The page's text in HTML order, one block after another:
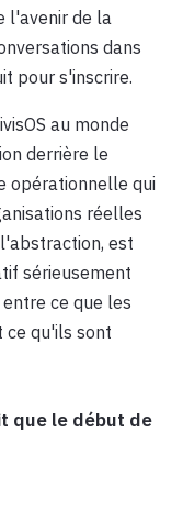
l'avenir de la
dans
pour s'inscrire.
au monde
derrière le
opérationnelle qui
réelles
est
sérieusement
ce que les
ce qu'ils sont
que le début de